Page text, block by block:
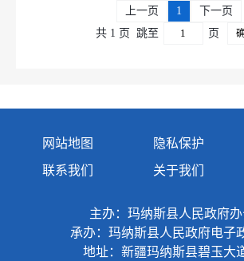
上一页 1
下一页
共 1 页
跳至 页
网站地图 隐私保护
联系我们
关于我们
主办：玛纳斯县人民政府
承办：玛纳斯县人民政府电子
地址：新疆玛纳斯县碧玉大